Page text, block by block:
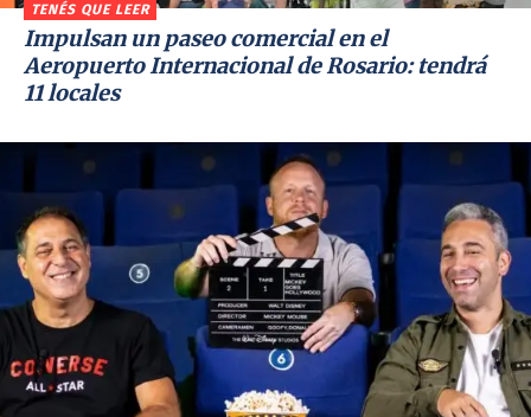
TENÉS QUE LEER
Impulsan un paseo comercial en el
Aeropuerto Internacional de Rosario: tendrá
11 locales